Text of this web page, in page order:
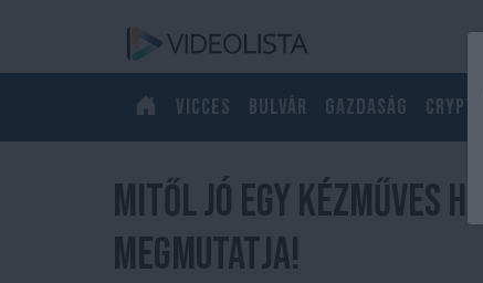
Vicces Bulvár Gazdaság Crypto
Mitől jó egy kézműves
megmutatja!